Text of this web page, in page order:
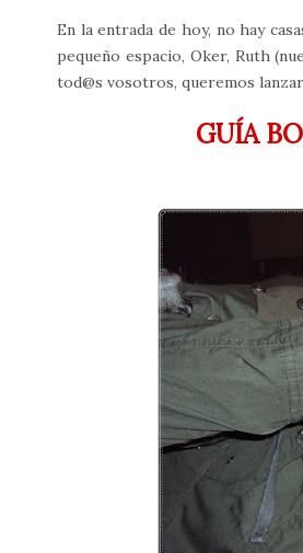
En la entrada de hoy, no hay
pequeño espacio, Oker, Ruth
tod@s vosotros, queremos
GUÍA